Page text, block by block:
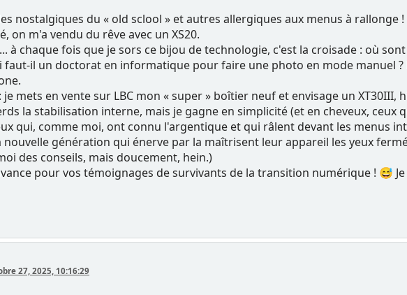
nostalgiques du « old sclool » et autres allergiques aux menus à rallonge !
on m'a vendu du rêve avec un XS20.
à chaque fois que je sors ce bijou de technologie, c'est la croisade : où
faut-il un doctorat en informatique pour faire une photo en mode manuel ?
je mets en vente sur LBC mon « super » boîtier neuf et envisage un
la stabilisation interne, mais je gagne en simplicité (et en cheveux, ceux
qui, comme moi, ont connu l'argentique et qui râlent devant les menus
nouvelle génération qui énerve par la maîtrisent leur appareil les yeux
des conseils, mais doucement, hein.)
pour vos témoignages de survivants de la transition numérique ! 😅
27, 2025, 10:16:29